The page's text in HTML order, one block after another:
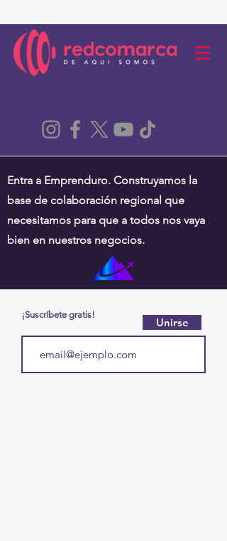
Entra a Emprenduro. Construyamos la
base de colaboración regional que
necesitamos para que a todos nos vaya
bien en nuestros negocios.
¡Suscríbete gratis!
Unirse